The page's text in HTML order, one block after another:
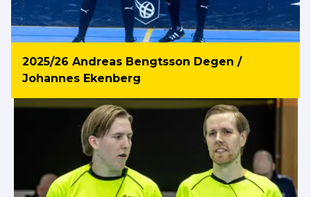
2025/26 Andreas Bengtsson Degen /
Johannes Ekenberg